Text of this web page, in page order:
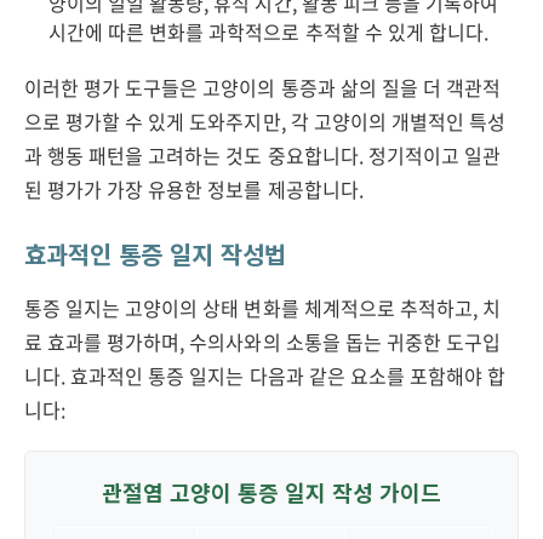
시간에 따른 변화를 과학적으로 추적할 수 있게 합니다.
이러한 평가 도구들은 고양이의 통증과 삶의 질을 더 객관적
으로 평가할 수 있게 도와주지만, 각 고양이의 개별적인 특성
과 행동 패턴을 고려하는 것도 중요합니다. 정기적이고 일관
된 평가가 가장 유용한 정보를 제공합니다.
효과적인 통증 일지 작성법
통증 일지는 고양이의 상태 변화를 체계적으로 추적하고, 치
료 효과를 평가하며, 수의사와의 소통을 돕는 귀중한 도구입
니다. 효과적인 통증 일지는 다음과 같은 요소를 포함해야 합
니다:
관절염 고양이 통증 일지 작성 가이드